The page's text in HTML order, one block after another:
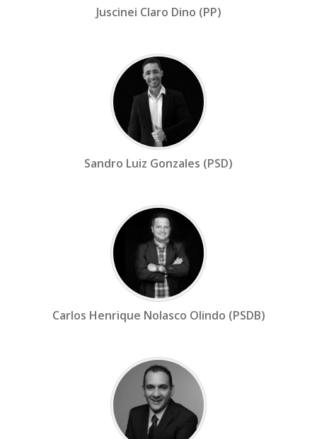
Juscinei Claro Dino (PP)
Sandro Luiz Gonzales (PSD)
Carlos Henrique Nolasco Olindo (PSDB)